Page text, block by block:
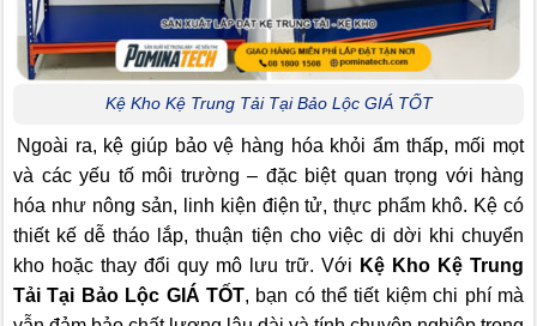
Kệ Kho Kệ Trung Tải Tại Bảo Lộc GIÁ TỐT
Ngoài ra, kệ giúp bảo vệ hàng hóa khỏi ẩm thấp, mối mọt
và các yếu tố môi trường – đặc biệt quan trọng với hàng
hóa như nông sản, linh kiện điện tử, thực phẩm khô. Kệ có
thiết kế dễ tháo lắp, thuận tiện cho việc di dời khi chuyển
kho hoặc thay đổi quy mô lưu trữ. Với Kệ Kho Kệ Trung
Tải Tại Bảo Lộc GIÁ TỐT, bạn có thể tiết kiệm chi phí mà